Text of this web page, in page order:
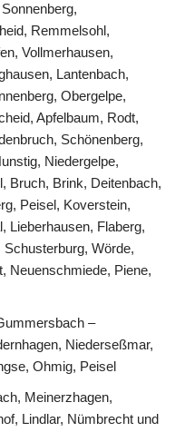
Remmelsohl,
Vollmerhausen,
Lantenbach,
Obergelpe,
Apfelbaum, Rodt,
Schönenberg,
Niedergelpe,
Bruch, Brink, Deitenbach,
Peisel, Koverstein,
Lieberhausen, Flaberg,
Wörde,
Neuenschmiede, Piene,
–
Niederseßmar,
Ohmig, Peisel
Meinerzhagen,
Lindlar, Nümbrecht und